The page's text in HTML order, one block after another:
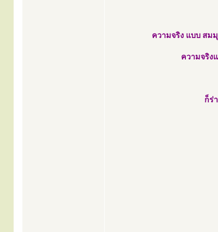
ความจริง แบบ สม
ความจริง
ก็ร่